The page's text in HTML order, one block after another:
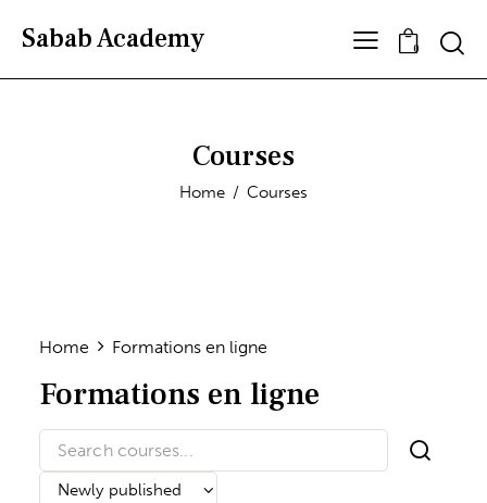
Sabab Academy 0
Courses
Home Courses
Home Formations en ligne
Formations en ligne